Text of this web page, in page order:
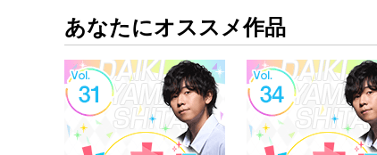
あなたにオススメ作品